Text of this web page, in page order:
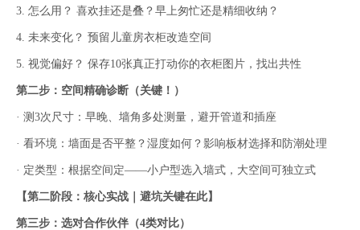
3. 怎么用？ 喜欢挂还是叠？早上匆忙还是精细收纳？
4. 未来变化？ 预留儿童房衣柜改造空间
5. 视觉偏好？ 保存10张真正打动你的衣柜图片，找出共性
第二步：空间精确诊断（关键！）
· 测3次尺寸：早晚、墙角多处测量，避开管道和插座
· 看环境：墙面是否平整？湿度如何？影响板材选择和防潮处理
· 定类型：根据空间定——小户型选入墙式，大空间可独立式
【第二阶段：核心实战｜避坑关键在此】
第三步：选对合作伙伴（4类对比）